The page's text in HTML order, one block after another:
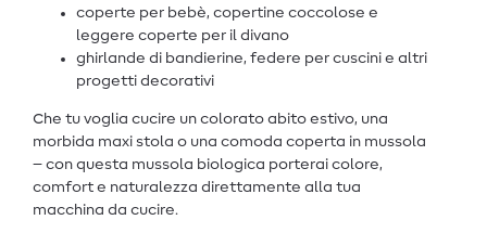
coperte per bebè, copertine coccolose e
leggere coperte per il divano
ghirlande di bandierine, federe per cuscini e altri
progetti decorativi
Che tu voglia cucire un colorato abito estivo, una
morbida maxi stola o una comoda coperta in mussola
– con questa mussola biologica porterai colore,
comfort e naturalezza direttamente alla tua
macchina da cucire.